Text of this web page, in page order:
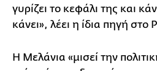
γυρίζει το κεφάλι της και
κάνει», λέει η ίδια πηγή στο
Η Μελάνια «μισεί την